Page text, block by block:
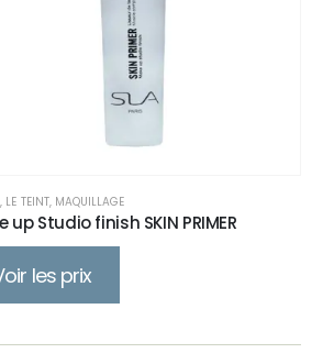
, LE TEINT, MAQUILLAGE
up Studio finish SKIN PRIMER
les prix